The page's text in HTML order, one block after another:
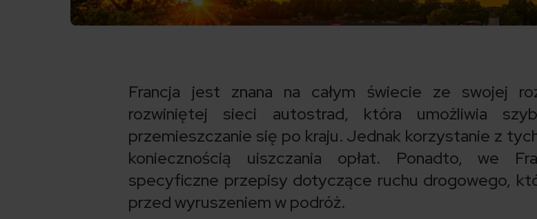
Francja jest znana na całym świecie ze swojej
rozwiniętej sieci autostrad, która umożliwia
przemieszczanie się po kraju. Jednak korzystanie z
koniecznością uiszczania opłat. Ponadto, we
specyficzne przepisy dotyczące ruchu drogowego,
przed wyruszeniem w podróż.